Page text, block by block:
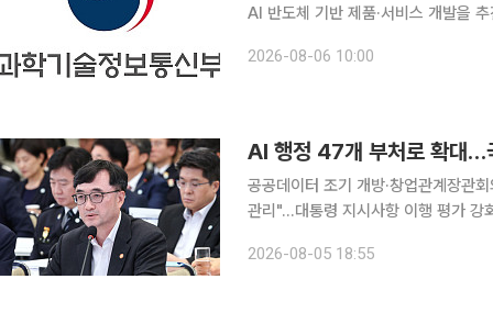
AI 반도체 기반 제품·서비스 개발을 추진한다. 과학기술정보통신부는 국산 AI 반
반도체 기반의 다양한 제품·서비스를
2026-08-06 10:00
AI 행정 47개 부처로 확대…
공공데이터 조기 개방·창업관계장관
관리"…대통령 지시사항 이행 평가 강화 ㅠ국무조정실이 하반기 국정운영의 핵심 과제로 인
다. AI 업무플랫폼을 연내 47개 중앙
2026-08-05 18:55